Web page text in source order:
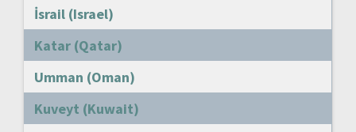
İsrail (Israel)
Katar (Qatar)
Umman (Oman)
Kuveyt (Kuwait)